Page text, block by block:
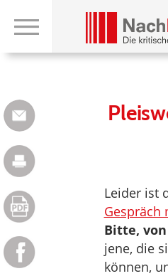
Leider ist
Gespräch
Bitte,
jene, die
können,